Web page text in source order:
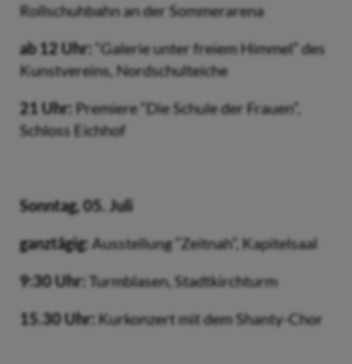
Rollschuhbahn an der Sommerarena
ab 12 Uhr: “Galerie unter freiem Himmel” des
Kunstvereins, Nordschulteiche
21 Uhr: Premiere “Die Schule der Frauen”,
Schloss Eichhof
Sonntag, 05. Juli
ganztägig: Ausstellung “Zeitnah”, Kapitelsaal
9:30 Uhr: Turmblasen, Stadtkirchturm
15.30 Uhr: Kurkonzert mit dem Shanty-Chor